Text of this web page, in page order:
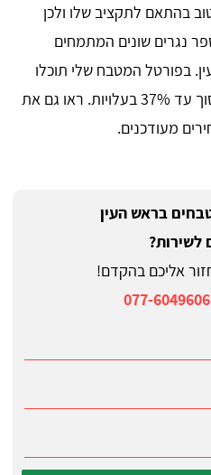
בהתאם לתקציב שלו ולכן
נגרים שונים המתמחים
בפורטל המטבח שלי תוכלו
גם את
מעודכנים.
בראש העין
לשירות?
אליכם בהקדם!
077-6049606